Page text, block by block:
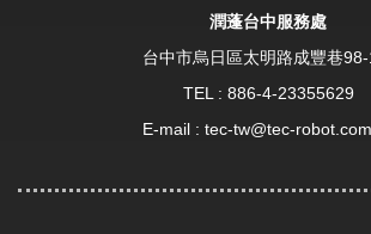
潤蓬台中服務處
台中市烏日區太明路成豐巷
TEL : 886-4-23355629
E-mail : tec-tw@tec-